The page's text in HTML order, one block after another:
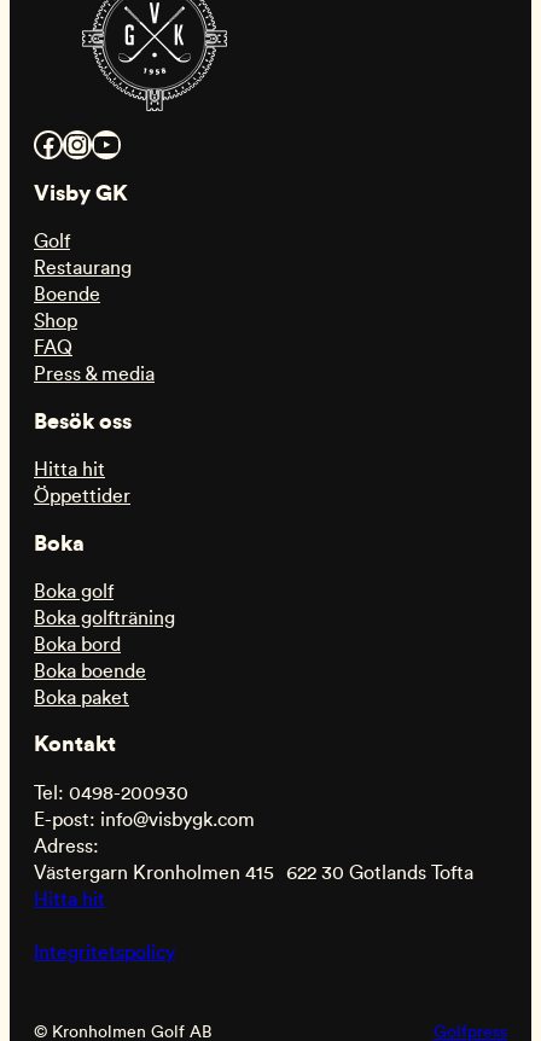
Facebook InstagramYouTube
Visby GK
Golf
Restaurang
Boende
Shop
FAQ
Press & media
Besök oss
Hitta hit
Öppettider
Boka
Boka golf
Boka golfträning
Boka bord
Boka boende
Boka paket
Kontakt
Tel: 0498-200930
E-post: info@visbygk.com
Adress:
Västergarn Kronholmen 415 622 30 Gotlands Tofta
Hitta hit
Integritetspolicy
© Kronholmen Golf AB Golfpress